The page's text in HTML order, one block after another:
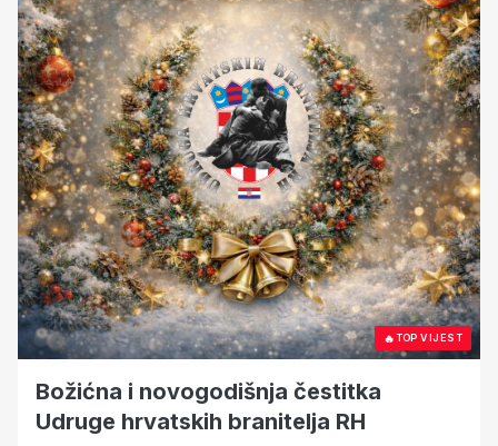
🔥TOP VIJEST
Božićna i novogodišnja čestitka
Udruge hrvatskih branitelja RH